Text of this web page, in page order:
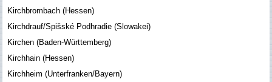
Kirchbrombach (Hessen)
Kirchdrauf/Spišské Podhradie (Slowakei)
Kirchen (Baden-Württemberg)
Kirchhain (Hessen)
Kirchheim (Unterfranken/Bayern)